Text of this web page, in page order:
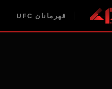
قهرمانان UFC